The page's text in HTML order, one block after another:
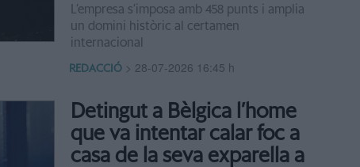
L’empresa s’imposa amb 458 punts i amplia
un domini històric al certamen
internacional
REDACCIÓ > 28-07-2026 16:45 h
Detingut a Bèlgica l’home
que va intentar calar foc a
casa de la seva exparella a